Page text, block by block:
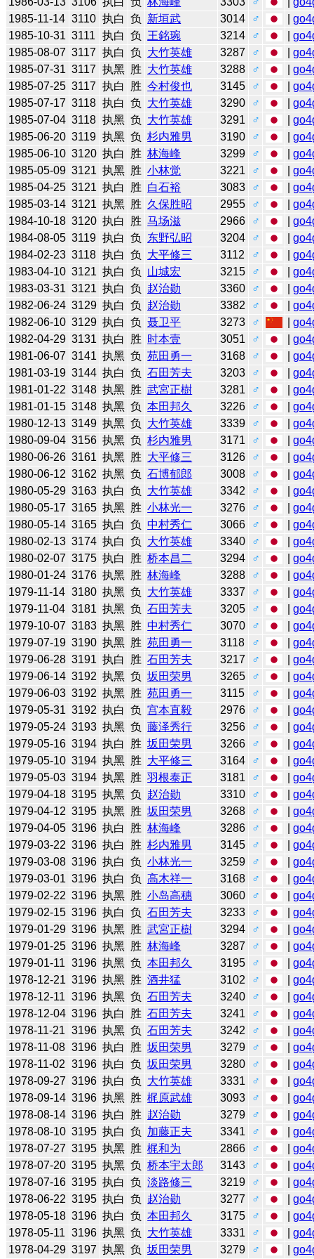
1985-11-14 3110 执白 负 新垣武 3014 ♂ |
1985-10-31 3111 执白 负 王銘琬 3214 ♂ |
1985-08-07 3117 执白 负 大竹英雄 3287 ♂ |
1985-07-31 3117 执黑 胜 大竹英雄 3288 ♂ |
1985-07-25 3117 执白 胜 今村俊也 3145 ♂ |
1985-07-17 3118 执白 负 大竹英雄 3290 ♂ |
1985-07-04 3118 执黑 负 大竹英雄 3291 ♂ |
1985-06-20 3119 执黑 负 杉内雅男 3190 ♂ |
1985-06-10 3120 执白 胜 林海峰 3299 ♂ |
1985-05-09 3121 执黑 胜 小林觉 3221 ♂ |
1985-04-25 3121 执白 胜 白石裕 3083 ♂ |
1985-03-14 3121 执黑 胜 久保胜昭 2955 ♂ |
1984-10-18 3120 执白 胜 马场滋 2966 ♂ |
1984-08-05 3119 执白 负 东野弘昭 3204 ♂ |
1984-02-23 3118 执白 负 大平修三 3112 ♂ |
1983-04-10 3121 执白 负 山城宏 3215 ♂ |
1983-03-31 3121 执白 负 赵治勋 3360 ♂ |
1982-06-24 3129 执白 负 赵治勋 3382 ♂ |
1982-06-10 3129 执白 负 聂卫平 3273 ♂ |
1982-04-29 3131 执白 胜 时本壹 3051 ♂ |
1981-06-07 3141 执黑 负 苑田勇一 3168 ♂ |
1981-03-19 3144 执白 负 石田芳夫 3203 ♂ |
1981-01-22 3148 执黑 胜 武宮正樹 3281 ♂ |
1981-01-15 3148 执黑 负 本田邦久 3226 ♂ |
1980-12-13 3149 执黑 负 大竹英雄 3339 ♂ |
1980-09-04 3156 执黑 负 杉内雅男 3171 ♂ |
1980-06-26 3161 执黑 胜 大平修三 3126 ♂ |
1980-06-12 3162 执黑 负 石博郁郎 3008 ♂ |
1980-05-29 3163 执白 负 大竹英雄 3342 ♂ |
1980-05-17 3165 执黑 胜 小林光一 3276 ♂ |
1980-05-14 3165 执白 负 中村秀仁 3066 ♂ |
1980-02-13 3174 执白 负 大竹英雄 3340 ♂ |
1980-02-07 3175 执白 胜 桥本昌二 3294 ♂ |
1980-01-24 3176 执黑 胜 林海峰 3288 ♂ |
1979-11-14 3180 执黑 负 大竹英雄 3337 ♂ |
1979-11-04 3181 执黑 负 石田芳夫 3205 ♂ |
1979-10-07 3183 执黑 胜 中村秀仁 3070 ♂ |
1979-07-19 3190 执黑 胜 苑田勇一 3118 ♂ |
1979-06-28 3191 执白 胜 石田芳夫 3217 ♂ |
1979-06-14 3192 执黑 负 坂田荣男 3265 ♂ |
1979-06-03 3192 执黑 胜 苑田勇一 3115 ♂ |
1979-05-31 3192 执白 负 宫本直毅 2976 ♂ |
1979-05-24 3193 执黑 负 藤泽秀行 3256 ♂ |
1979-05-16 3194 执白 胜 坂田荣男 3266 ♂ |
1979-05-10 3194 执黑 胜 大平修三 3164 ♂ |
1979-05-03 3194 执黑 胜 羽根泰正 3181 ♂ |
1979-04-18 3195 执黑 负 赵治勋 3310 ♂ |
1979-04-12 3195 执黑 胜 坂田荣男 3268 ♂ |
1979-04-05 3196 执白 胜 林海峰 3286 ♂ |
1979-03-22 3196 执白 胜 杉内雅男 3145 ♂ |
1979-03-08 3196 执白 负 小林光一 3259 ♂ |
1979-03-01 3196 执白 负 高木祥一 3168 ♂ |
1979-02-22 3196 执黑 胜 小岛高穗 3060 ♂ |
1979-02-15 3196 执白 负 石田芳夫 3233 ♂ |
1979-01-29 3196 执黑 胜 武宮正樹 3294 ♂ |
1979-01-25 3196 执黑 胜 林海峰 3287 ♂ |
1979-01-11 3196 执黑 负 本田邦久 3195 ♂ |
1978-12-21 3196 执黑 胜 酒井猛 3102 ♂ |
1978-12-11 3196 执黑 负 石田芳夫 3240 ♂ |
1978-12-04 3196 执白 胜 石田芳夫 3241 ♂ |
1978-11-21 3196 执黑 负 石田芳夫 3242 ♂ |
1978-11-08 3196 执白 胜 坂田荣男 3279 ♂ |
1978-11-02 3196 执白 负 坂田荣男 3280 ♂ |
1978-09-27 3196 执白 负 大竹英雄 3331 ♂ |
1978-09-14 3196 执黑 胜 梶原武雄 3093 ♂ |
1978-08-14 3196 执白 胜 赵治勋 3279 ♂ |
1978-08-10 3195 执白 负 加藤正夫 3341 ♂ |
1978-07-27 3195 执黑 胜 梶和为 2866 ♂ |
1978-07-20 3195 执黑 负 桥本宇太郎 3143 ♂ |
1978-07-16 3195 执白 负 淡路修三 3219 ♂ |
1978-06-22 3195 执白 负 赵治勋 3277 ♂ |
1978-05-18 3196 执白 负 本田邦久 3175 ♂ |
1978-05-11 3196 执黑 负 大竹英雄 3331 ♂ |
1978-04-29 3197 执黑 负 坂田荣男 3279 ♂ |